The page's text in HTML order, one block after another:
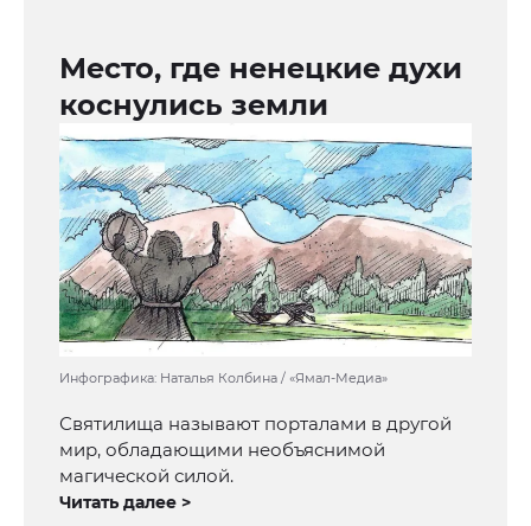
Место, где ненецкие духи
коснулись земли
Инфографика: Наталья Колбина / «Ямал-Медиа»
Святилища называют порталами в другой
мир, обладающими необъяснимой
магической силой.
Читать далее >